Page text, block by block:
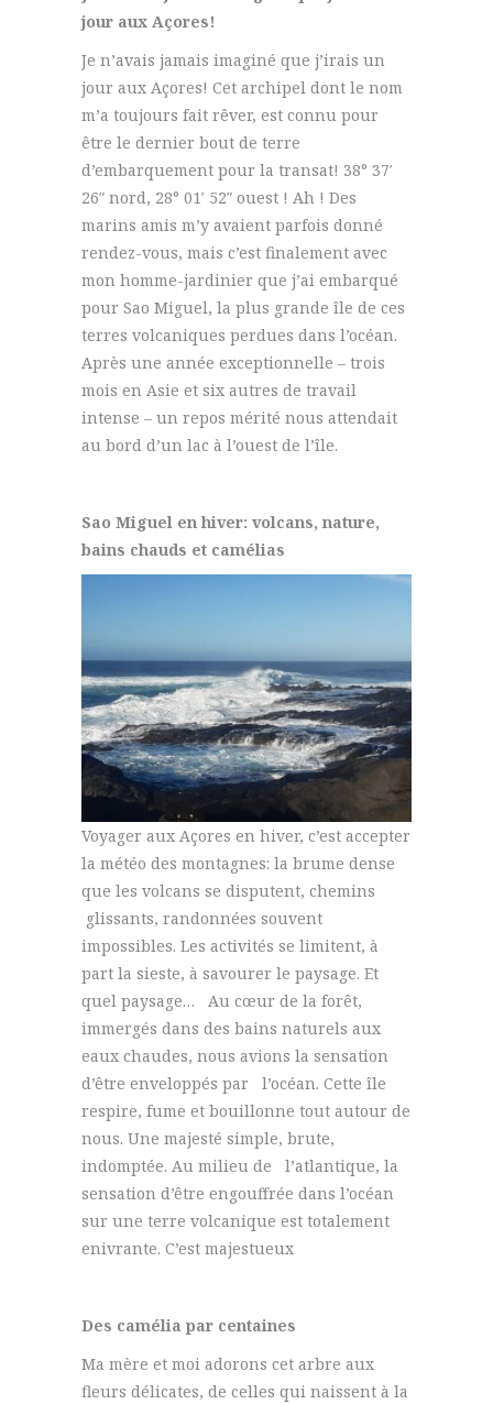
jour aux Açores!
Je n’avais jamais imaginé que j’irais un
jour aux Açores! Cet archipel dont le nom
m’a toujours fait rêver, est connu pour
être le dernier bout de terre
d’embarquement pour la transat! 38° 37′
26″ nord, 28° 01′ 52″ ouest ! Ah ! Des
marins amis m’y avaient parfois donné
rendez-vous, mais c’est finalement avec
mon homme-jardinier que j’ai embarqué
pour Sao Miguel, la plus grande île de ces
terres volcaniques perdues dans l’océan.
Après une année exceptionnelle – trois
mois en Asie et six autres de travail
intense – un repos mérité nous attendait
au bord d’un lac à l’ouest de l’île.
Sao Miguel en hiver: volcans, nature,
bains chauds et camélias
Voyager aux Açores en hiver, c’est accepter
la météo des montagnes: la brume dense
que les volcans se disputent, chemins
glissants, randonnées souvent
impossibles. Les activités se limitent, à
part la sieste, à savourer le paysage. Et
quel paysage… Au cœur de la forêt,
immergés dans des bains naturels aux
eaux chaudes, nous avions la sensation
d’être enveloppés par l’océan. Cette île
respire, fume et bouillonne tout autour de
nous. Une majesté simple, brute,
indomptée. Au milieu de l’atlantique, la
sensation d’être engouffrée dans l’océan
sur une terre volcanique est totalement
enivrante. C’est majestueux
Des camélia par centaines
Ma mère et moi adorons cet arbre aux
fleurs délicates, de celles qui naissent à la